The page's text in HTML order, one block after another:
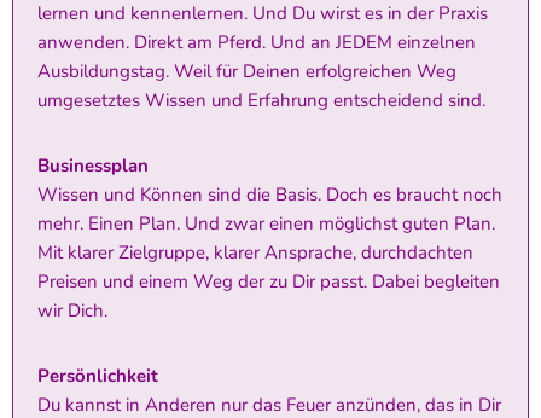
lernen und kennenlernen. Und Du wirst es in der Praxis
anwenden. Direkt am Pferd. Und an JEDEM einzelnen
Ausbildungstag. Weil für Deinen erfolgreichen Weg
umgesetztes Wissen und Erfahrung entscheidend sind.
Businessplan
Wissen und Können sind die Basis. Doch es braucht noch
mehr. Einen Plan. Und zwar einen möglichst guten Plan.
Mit klarer Zielgruppe, klarer Ansprache, durchdachten
Preisen und einem Weg der zu Dir passt. Dabei begleiten
wir Dich.
Persönlichkeit
Du kannst in Anderen nur das Feuer anzünden, das in Dir